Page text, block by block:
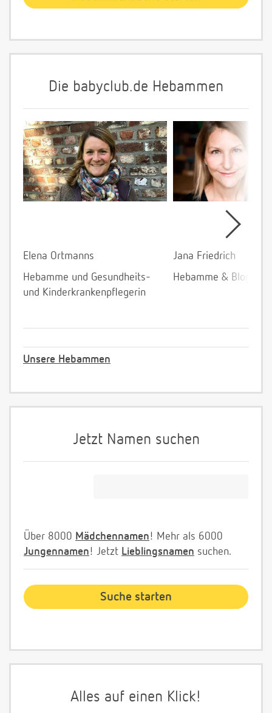
Die babyclub.de Hebammen
Elena Ortmanns
Hebamme und Gesundheits-
und Kinderkrankenpflegerin
Jana Friedrich
Hebamme &
Unsere Hebammen
Jetzt Namen suchen
Über 8000 Mädchennamen! Mehr als 6000
Jungennamen! Jetzt Lieblingsnamen suchen.
Alles auf einen Klick!